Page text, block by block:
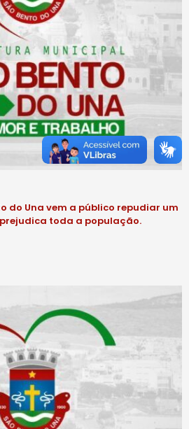
do Una vem a público repudiar um
toda a população.